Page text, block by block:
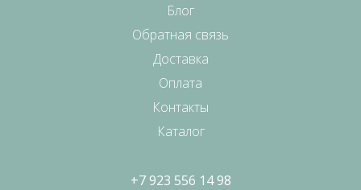
Блог
Обратная связь
Доставка
Оплата
Контакты
Каталог
+7 923 556 14 98